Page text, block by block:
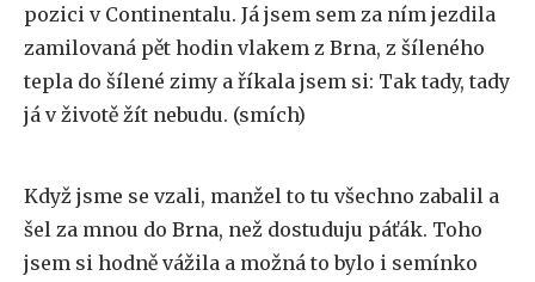
pozici v Continentalu. Já jsem sem za ním jezdila
zamilovaná pět hodin vlakem z Brna, z šíleného
tepla do šílené zimy a říkala jsem si: Tak tady, tady
já v životě žít nebudu. (smích)
Když jsme se vzali, manžel to tu všechno zabalil a
šel za mnou do Brna, než dostuduju páťák. Toho
jsem si hodně vážila a možná to bylo i semínko